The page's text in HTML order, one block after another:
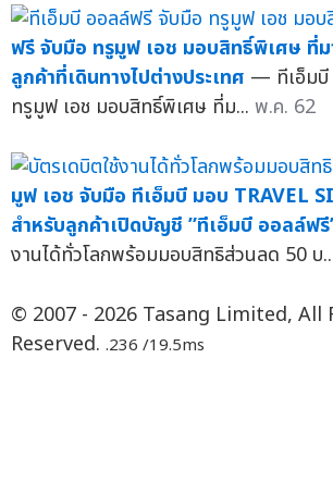
ฟรี จับมือ ทรูมูฟ เอช มอบสิทธิ์พิเศษ ที่ม
ลูกค้าที่เดินทางไปต่างประเทศ — ทีเอ็มบี
ทรูมูฟ เอช มอบสิทธิ์พิเศษ ที่ม... พ.ค. 62
มูฟ เอช จับมือ ทีเอ็มบี มอบ TRAVEL
สำหรับลูกค้าเปิดบัญชี ”ทีเอ็มบี ออลล์ฟรี
งานได้ทั่วโลกพร้อมมอบสิทธิส่วนลด 50 บ
© 2007 - 2026 Tasang Limited, All
Reserved. .236 /19.5ms